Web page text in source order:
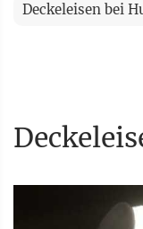
Deckeleisen bei